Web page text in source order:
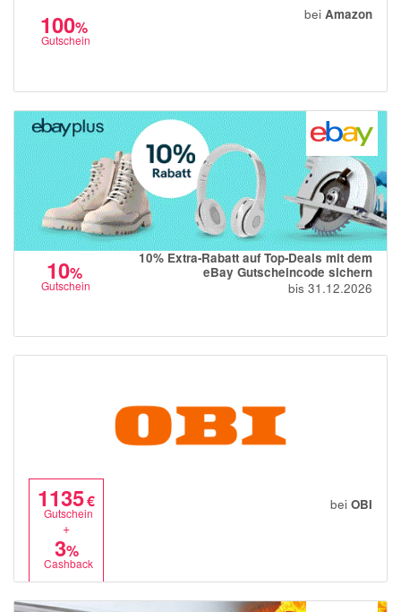
100%
Gutschein
bei Amazon
10%
Gutschein
10% Extra-Rabatt auf Top-Deals mit dem
eBay Gutscheincode sichern
bis 31.12.2026
1135€
Gutschein
+
3%
Cashback
bei OBI